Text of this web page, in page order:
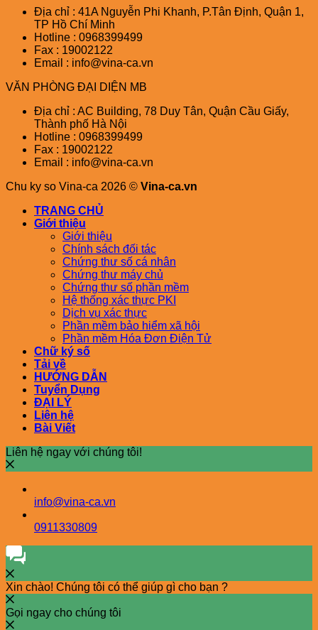
Địa chỉ : 41A Nguyễn Phi Khanh, P.Tân Định, Quận 1,
TP Hồ Chí Minh
Hotline : 0968399499
Fax : 19002122
Email : info@vina-ca.vn
VĂN PHÒNG ĐẠI DIỆN MB
Địa chỉ : AC Building, 78 Duy Tân, Quận Cầu Giấy,
Thành phố Hà Nội
Hotline : 0968399499
Fax : 19002122
Email : info@vina-ca.vn
Chu ky so Vina-ca 2026 © Vina-ca.vn
TRANG CHỦ
Giới thiệu
Giới thiệu
Chính sách đối tác
Chứng thư số cá nhân
Chứng thư máy chủ
Chứng thư số phần mềm
Hệ thống xác thực PKI
Dịch vụ xác thực
Phần mềm bảo hiểm xã hội
Phần mềm Hóa Đơn Điện Tử
Chữ ký số
Tải về
HƯỚNG DẪN
Tuyển Dụng
ĐẠI LÝ
Liên hệ
Bài Viết
Liên hệ ngay với chúng tôi!
info@vina-ca.vn
0911330809
Xin chào! Chúng tôi có thể giúp gì cho bạn ?
Gọi ngay cho chúng tôi